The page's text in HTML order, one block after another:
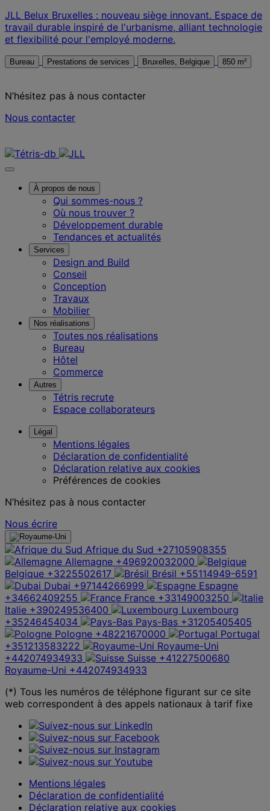
JLL Belux Bruxelles : nouveau siège innovant. Espace de
travail durable inspiré de l'urbanisme, alliant technologie
et flexibilité pour l'employé moderne.
Bureau Prestations de services Bruxelles, Belgique 850 m²
N’hésitez pas à nous contacter
Nous contacter
À propos de nous
Qui sommes-nous ?
Où nous trouver ?
Développement durable
Tendances et actualités
Services
Design and Build
Conseil
Conception
Travaux
Mobilier
Nos réalisations
Toutes nos réalisations
Bureau
Hôtel
Commerce
Autres
Tétris recrute
Espace collaborateurs
Légal
Mentions légales
Déclaration de confidentialité
Déclaration relative aux cookies
Préférences de cookies
N’hésitez pas à nous contacter
Nous écrire
Afrique du Sud +27105908355
Allemagne +496920032000
Belgique +3225502617 Brésil +55114949-6591
Dubai +97144266999
Espagne
+34662409255
France +33149003250
Italie +390249536400
Luxembourg
+35246454034
Pays-Bas +31205405405
Pologne +48221670000
Portugal
+351213583222
Royaume-Uni
+442074934933
Suisse +41227500680
Royaume-Uni +442074934933
(*) Tous les numéros de téléphone figurant sur ce site
web correspondent à des appels nationaux à tarif fixe
Mentions légales
Déclaration de confidentialité
Déclaration relative aux cookies